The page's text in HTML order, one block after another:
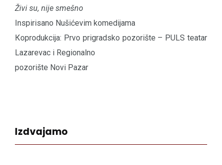
Živi su, nije smešno
Inspirisano Nušićevim komedijama
Кoprodukcija: Prvo prigradsko pozorište – PULS teatar
Lazarevac i Regionalno
pozorište Novi Pazar
Izdvajamo